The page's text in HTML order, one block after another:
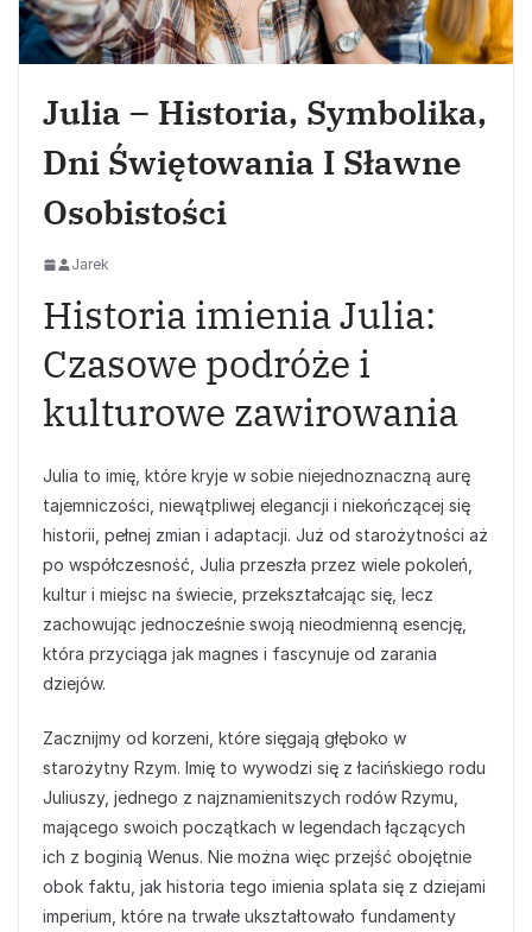
Julia – Historia, Symbolika,
Dni Świętowania I Sławne
Osobistości
Jarek
Historia imienia Julia:
Czasowe podróże i
kulturowe zawirowania
Julia to imię, które kryje w sobie niejednoznaczną aurę
tajemniczości, niewątpliwej elegancji i niekończącej się
historii, pełnej zmian i adaptacji. Już od starożytności aż
po współczesność, Julia przeszła przez wiele pokoleń,
kultur i miejsc na świecie, przekształcając się, lecz
zachowując jednocześnie swoją nieodmienną esencję,
która przyciąga jak magnes i fascynuje od zarania
dziejów.
Zacznijmy od korzeni, które sięgają głęboko w
starożytny Rzym. Imię to wywodzi się z łacińskiego rodu
Juliuszy, jednego z najznamienitszych rodów Rzymu,
mającego swoich początkach w legendach łączących
ich z boginią Wenus. Nie można więc przejść obojętnie
obok faktu, jak historia tego imienia splata się z dziejami
imperium, które na trwałe ukształtowało fundamenty